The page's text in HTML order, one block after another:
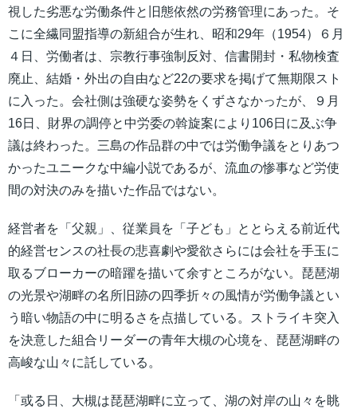
視した劣悪な労働条件と旧態依然の労務管理にあった。そ
こに全繊同盟指導の新組合が生れ、昭和29年（1954）６月
４日、労働者は、宗教行事強制反対、信書開封・私物検査
廃止、結婚・外出の自由など22の要求を掲げて無期限スト
に入った。会社側は強硬な姿勢をくずさなかったが、９月
16日、財界の調停と中労委の斡旋案により106日に及ぶ争
議は終わった。三島の作品群の中では労働争議をとりあつ
かったユニークな中編小説であるが、流血の惨事など労使
間の対決のみを描いた作品ではない。
経営者を「父親」、従業員を「子ども」ととらえる前近代
的経営センスの社長の悲喜劇や愛欲さらには会社を手玉に
取るブローカーの暗躍を描いて余すところがない。琵琶湖
の光景や湖畔の名所旧跡の四季折々の風情が労働争議とい
う暗い物語の中に明るさを点描している。ストライキ突入
を決意した組合リーダーの青年大槻の心境を、琵琶湖畔の
高峻な山々に託している。
「或る日、大槻は琵琶湖畔に立って、湖の対岸の山々を眺